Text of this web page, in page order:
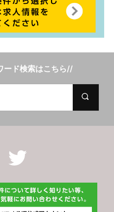
ード検索はこちら//